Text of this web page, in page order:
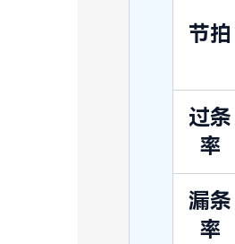
节拍
过条
率
漏条
率